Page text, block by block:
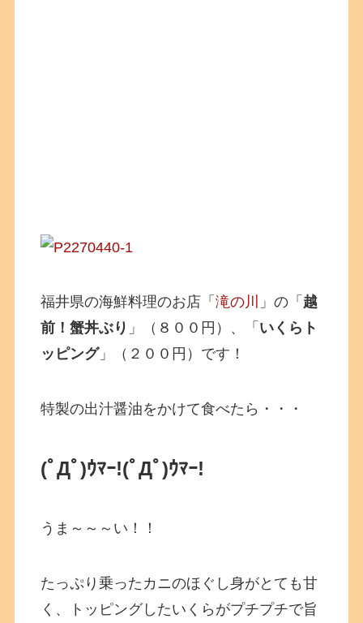
福井県の海鮮料理のお店「滝の川 」の「 越
前！蟹丼ぶり 」（８００円）、「 いくらト
ッピング」（２００円）です！
特製の出汁醤油をかけて食べたら・・・
(ﾟДﾟ)ｳﾏｰ!(ﾟДﾟ)ｳﾏｰ!
うま～～～い！！
たっぷり乗ったカニのほぐし身がとても甘
く、トッピングしたいくらがプチプチで旨